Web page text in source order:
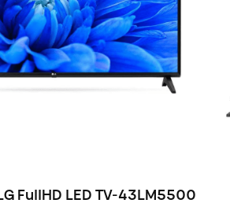
FullHD LED TV-43LM5500